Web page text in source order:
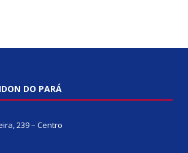
DO PARÁ
239 – Centro